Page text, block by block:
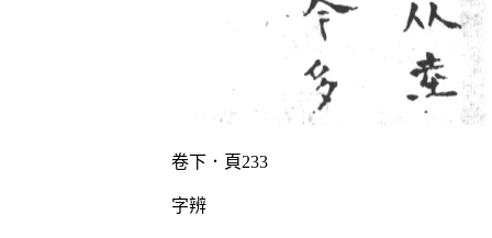
卷下．頁233
字辨